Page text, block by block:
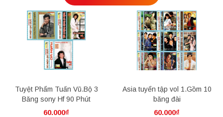
Tuyệt Phẩm Tuấn Vũ.Bộ 3
Băng sony Hf 90 Phút
60.000₫
Asia tuyển tập vol 1.Gồm 10
băng đài
60.000₫